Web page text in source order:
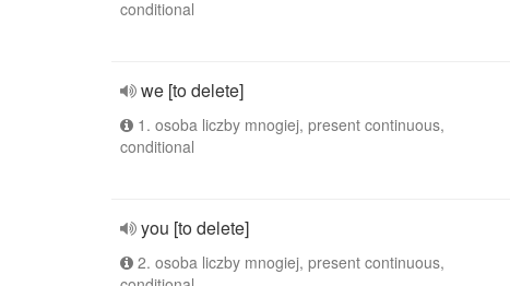
conditional
we [to delete]
1. osoba liczby mnogiej, present continuous,
conditional
you [to delete]
2. osoba liczby mnogiej, present continuous,